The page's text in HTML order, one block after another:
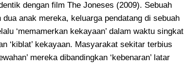
dengan film The Joneses (2009). Sebuah
anak mereka, keluarga pendatang di sebuah
‘memamerkan kekayaan’ dalam waktu singkat
‘kiblat’ kekayaan. Masyarakat sekitar terbius
mereka dibandingkan ‘kebenaran’ latar